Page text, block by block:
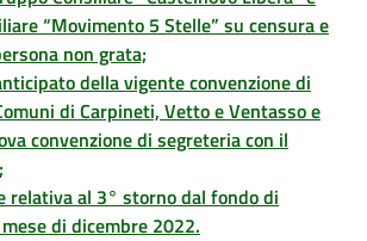
“Movimento 5 Stelle” su censura e
non grata;
della vigente convenzione di
di Carpineti, Vetto e Ventasso e
convenzione di segreteria con il
relativa al 3° storno dal fondo di
di dicembre 2022.